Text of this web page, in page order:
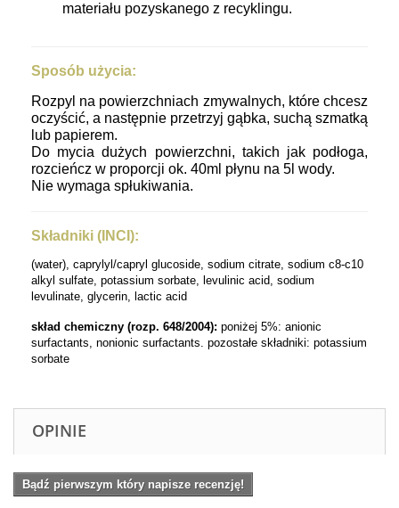
materiału pozyskanego z recyklingu.
Sposób użycia:
Rozpyl na powierzchniach zmywalnych, które chcesz
oczyścić, a następnie przetrzyj gąbka, suchą szmatką
lub papierem.
Do mycia dużych powierzchni, takich jak podłoga,
rozcieńcz w proporcji ok. 40ml płynu na 5l wody.
Nie wymaga spłukiwania.
Składniki (INCI):
(water), caprylyl/capryl glucoside, sodium citrate, sodium c8-c10
alkyl sulfate, potassium sorbate, levulinic acid, sodium
levulinate, glycerin, lactic acid
skład chemiczny (rozp. 648/2004): poniżej 5%: anionic
surfactants, nonionic surfactants. pozostałe składniki: potassium
sorbate
OPINIE
Bądź pierwszym który napisze recenzję!